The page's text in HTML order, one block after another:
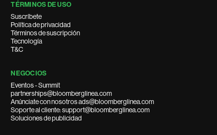
TÉRMINOS DE USO
Suscríbete
Política de privacidad
Términos de suscripción
Tecnología
T&C
NEGOCIOS
Eventos - Summit
partnerships@bloomberglinea.com
Anúnciate con nosotros ads@bloomberglinea.com
Soporte al cliente: support@bloomberglinea.com
Soluciones de publicidad